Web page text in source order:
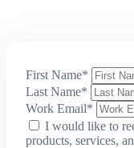
First Name*
Last Name*
Work Email*
I would like to
products, services,